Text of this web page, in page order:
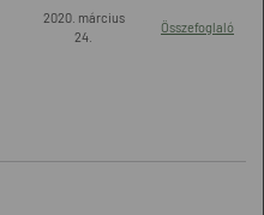
2020. március
24.
Összefoglaló